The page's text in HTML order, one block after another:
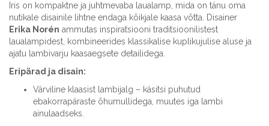
Iris on kompaktne ja juhtmevaba laualamp, mida on tänu oma
nutikale disainile lihtne endaga kõikjale kaasa võtta. Disainer
Erika Norén ammutas inspiratsiooni traditsioonilistest
laualampidest, kombineerides klassikalise kuplikujulise aluse ja
ajatu lambivarju kaasaegsete detailidega.
Eripärad ja disain:
Värviline klaasist lambijalg – käsitsi puhutud
ebakorrapäraste õhumullidega, muutes iga lambi
ainulaadseks.